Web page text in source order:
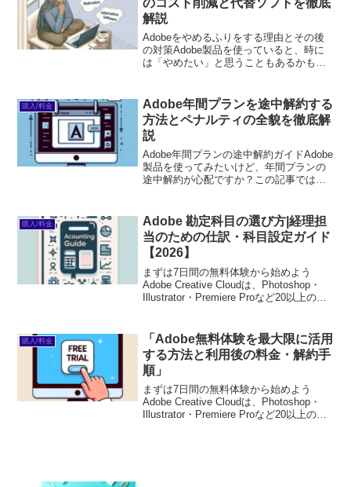
解説
Adobeをやめるふりをする理由とその後
の対策Adobe製品を使っていると、時に
は「やめたい」と思うこともあるかもし
使い勝手、あるいは特定の機能に不満が
あるからかもしれ...
購入/料金
Adobe年間プランを途中解約する
方法とペナルティの全貌を徹底解
説
Adobe年間プランの途中解約ガイドAdobe
製品を使ってみたいけど、年間プランの
途中解約が心配ですか？この記事では、
者でも安心して手続きを進められるよう
に、具体的...
購入/料金
Adobe 勘定科目の選び方|経理担
当のための仕訳・科目設定ガイド
【2026】
まずは7日間の無料体験から始めよう
Adobe Creative Cloudは、Photoshop・
Illustrator・Premiere Proなど20以上のア
→※...
購入/料金
「Adobe無料体験を最大限に活用
する方法と利用後の料金・解約手
順」
まずは7日間の無料体験から始めよう
Adobe Creative Cloudは、Photoshop・
Illustrator・Premiere Proなど20以上のア